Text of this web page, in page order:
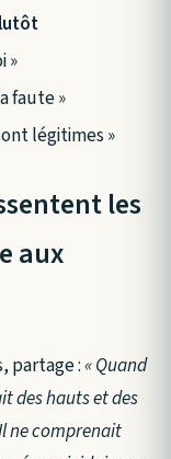
»
faute »
légitimes »
les
aux
partage :« Quand
des hauts et des
ne comprenait